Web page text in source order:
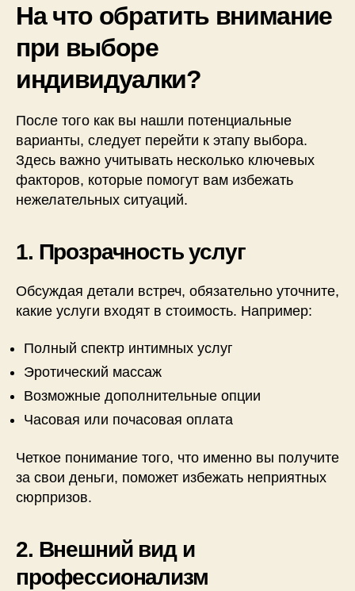
На что обратить внимание
при выборе
индивидуалки?
После того как вы нашли потенциальные
варианты, следует перейти к этапу выбора.
Здесь важно учитывать несколько ключевых
факторов, которые помогут вам избежать
нежелательных ситуаций.
1. Прозрачность услуг
Обсуждая детали встреч, обязательно уточните,
какие услуги входят в стоимость. Например:
Полный спектр интимных услуг
Эротический массаж
Возможные дополнительные опции
Часовая или почасовая оплата
Четкое понимание того, что именно вы получите
за свои деньги, поможет избежать неприятных
сюрпризов.
2. Внешний вид и
профессионализм